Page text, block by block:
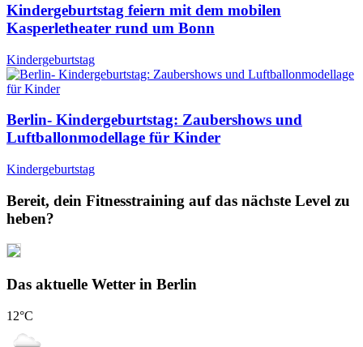
Kindergeburtstag feiern mit dem mobilen
Kasperletheater rund um Bonn
Kindergeburtstag
Berlin- Kindergeburtstag: Zaubershows und
Luftballonmodellage für Kinder
Kindergeburtstag
Bereit, dein Fitnesstraining auf das nächste Level zu
heben?
Das aktuelle Wetter in Berlin
12°C